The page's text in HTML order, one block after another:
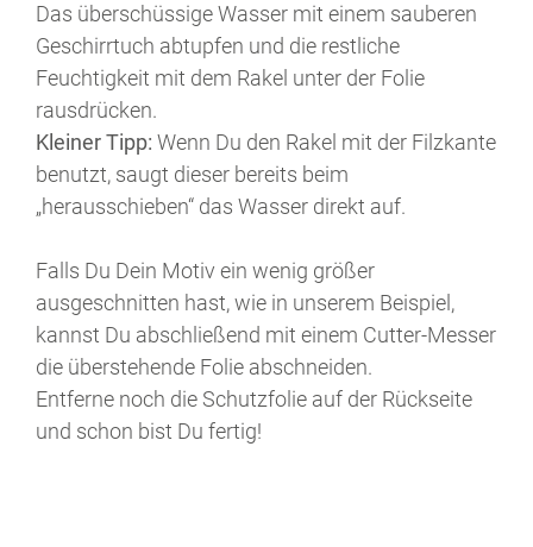
Das überschüssige Wasser mit einem sauberen
Geschirrtuch abtupfen und die restliche
Feuchtigkeit mit dem Rakel unter der Folie
rausdrücken.
Kleiner Tipp: Wenn Du den Rakel mit der Filzkante
benutzt, saugt dieser bereits beim
„herausschieben“ das Wasser direkt auf.
Falls Du Dein Motiv ein wenig größer
ausgeschnitten hast, wie in unserem Beispiel,
kannst Du abschließend mit einem Cutter-Messer
die überstehende Folie abschneiden.
Entferne noch die Schutzfolie auf der Rückseite
und schon bist Du fertig!